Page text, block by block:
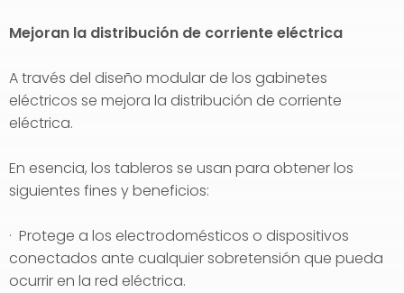
Mejoran la distribución de corriente eléctrica
A través del diseño modular de los gabinetes
eléctricos se mejora la distribución de corriente
eléctrica.
En esencia, los tableros se usan para obtener los
siguientes fines y beneficios:
· Protege a los electrodomésticos o dispositivos
conectados ante cualquier sobretensión que pueda
ocurrir en la red eléctrica.